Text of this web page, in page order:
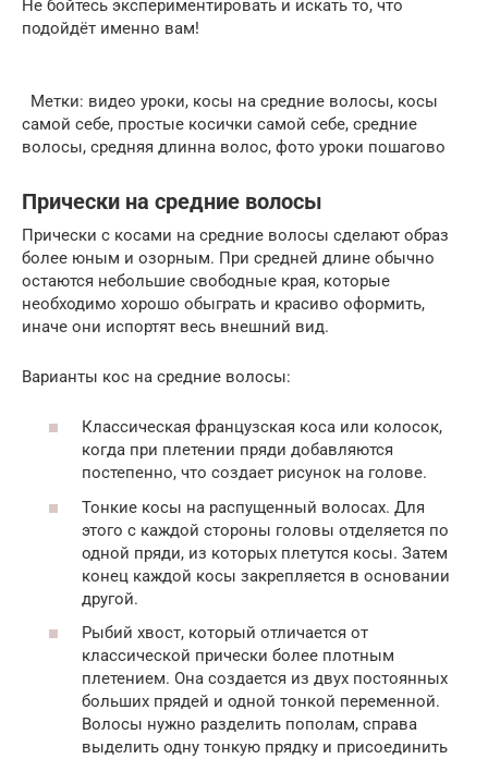
Не бойтесь экспериментировать и искать то, что
подойдёт именно вам!
Метки: видео уроки, косы на средние волосы, косы
самой себе, простые косички самой себе, средние
волосы, средняя длинна волос, фото уроки пошагово
Прически на средние волосы
Прически с косами на средние волосы сделают образ
более юным и озорным. При средней длине обычно
остаются небольшие свободные края, которые
необходимо хорошо обыграть и красиво оформить,
иначе они испортят весь внешний вид.
Варианты кос на средние волосы:
Классическая французская коса или колосок,
когда при плетении пряди добавляются
постепенно, что создает рисунок на голове.
Тонкие косы на распущенный волосах. Для
этого с каждой стороны головы отделяется по
одной пряди, из которых плетутся косы. Затем
конец каждой косы закрепляется в основании
другой.
Рыбий хвост, который отличается от
классической прически более плотным
плетением. Она создается из двух постоянных
больших прядей и одной тонкой переменной.
Волосы нужно разделить пополам, справа
выделить одну тонкую прядку и присоединить